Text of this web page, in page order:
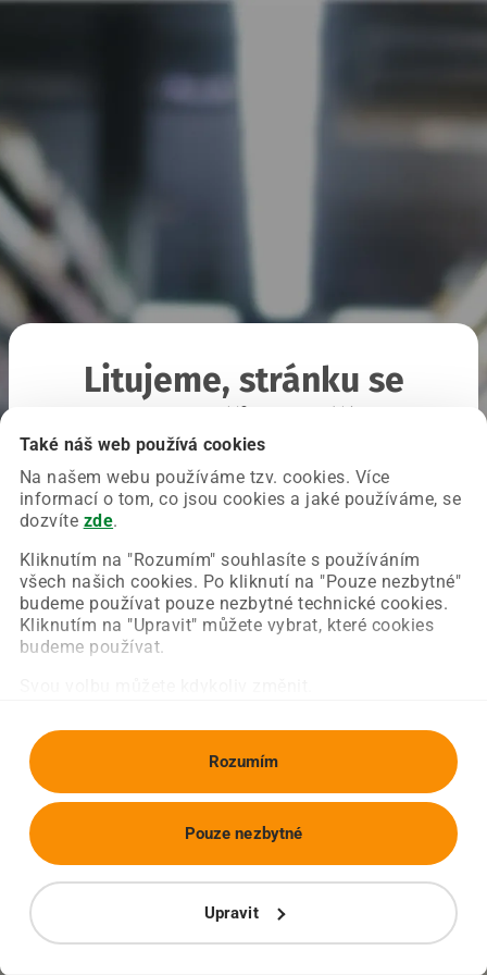
Také náš web používá cookies
Na našem webu používáme tzv. cookies. Více
informací o tom, co jsou cookies a jaké používáme, se
dozvíte zde.
Kliknutím na "Rozumím" souhlasíte s používáním
všech našich cookies. Po kliknutí na "Pouze nezbytné"
budeme používat pouze nezbytné technické cookies.
Kliknutím na "Upravit" můžete vybrat, které cookies
budeme používat.
Rozumím
Upravit
Pouze nezbytné
Litujeme, stránku se
Chyba nastala na naší straně a už ji opravujeme.
Zkuste prosím znovu načíst požadovanou stránku.
Obnovit stránku Úvodní strana